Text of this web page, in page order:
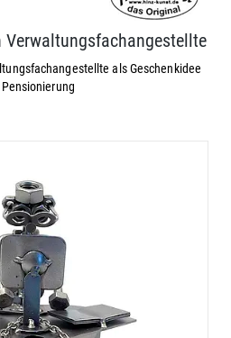
Verwaltungsfachangestellte
als Geschenkidee